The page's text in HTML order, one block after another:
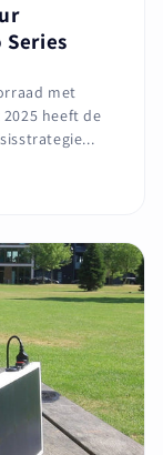
met
heeft de